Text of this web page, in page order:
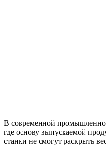
В современной
где основу выпускаемой
станки не смогут раскрыть